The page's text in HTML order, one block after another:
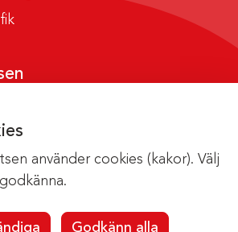
använder cookies (kakor). Välj
Godkänn alla